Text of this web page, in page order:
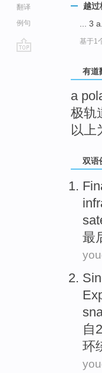
翻译
例句
越过
... 3
基于1
有道
a
极轨
以上
双语
最
自
环